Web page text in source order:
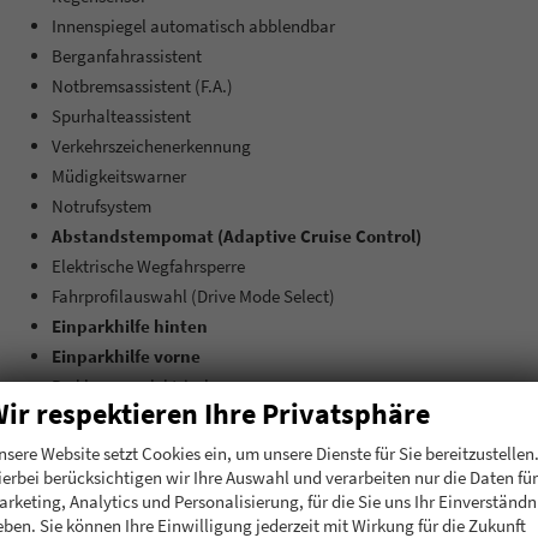
Innenspiegel automatisch abblendbar
Berganfahrassistent
Notbremsassistent (F.A.)
Spurhalteassistent
Verkehrszeichenerkennung
Müdigkeitswarner
Notrufsystem
Abstandstempomat (Adaptive Cruise Control)
Elektrische Wegfahrsperre
Fahrprofilauswahl (Drive Mode Select)
Einparkhilfe hinten
Einparkhilfe vorne
Parkbremse elektrisch
Rückfahrkamera
Fahrer-/Beifahrer Airbag
Fahrer Airbag
Beifahrer-Airbag ausschaltbar
respektieren Ihre Privatsphäre
Website setzt Cookies ein, um unsere Dienste für Sie bereitzustellen.
berücksichtigen wir Ihre Auswahl und verarbeiten nur die Daten für
Analytics und Personalisierung, für die Sie uns Ihr
Sie können Ihre Einwilligung jederzeit mit Wirkung für die Zukunft